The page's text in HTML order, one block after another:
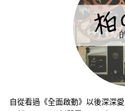
自從看過《全面啟動》以後深深